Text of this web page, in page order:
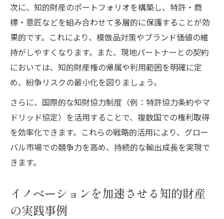
次に、知的財産のポートフォリオを構築し、特許・商
標・意匠などを組み合わせて多層的に保護することが効
果的です。これにより、模倣品対策やブランド価値の維
持がしやすくなります。また、現地パートナーとの契約
においては、知的財産権の帰属や利用範囲を明確に定
め、紛争リスクの最小化を図りましょう。
さらに、国際的な知財協力制度（例：特許協力条約やマ
ドリッド協定）を活用することで、複数国での権利取得
を効率化できます。これらの戦略的活用により、グロー
バル市場での競争力を高め、持続的な輸出成長を実現で
きます。
イノベーションを加速させる知的財産
の実践事例